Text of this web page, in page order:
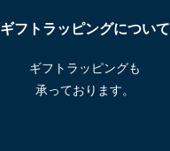
ギフトラッピングについて
ギフトラッピングも
承っております。